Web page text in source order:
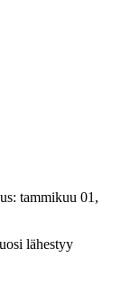
: tammikuu 01,
lähestyy